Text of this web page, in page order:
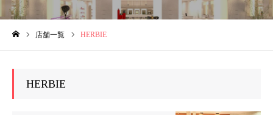
店舗一覧 HERBIE
HERBIE